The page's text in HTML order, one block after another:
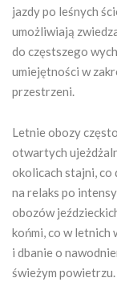
jazdy po leśnych
umożliwiają
do częstszego
umiejętności w
przestrzeni.
Letnie obozy
otwartych
okolicach stajni, co
na relaks po
obozów
końmi, co w letnich
i dbanie o
świeżym powietrzu.